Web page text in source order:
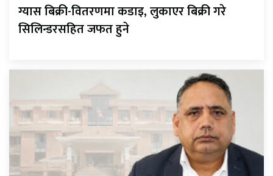
ग्यास बिक्री-वितरणमा कडाइ, लुकाएर बिक्री गरे
सिलिन्डरसहित जफत हुने